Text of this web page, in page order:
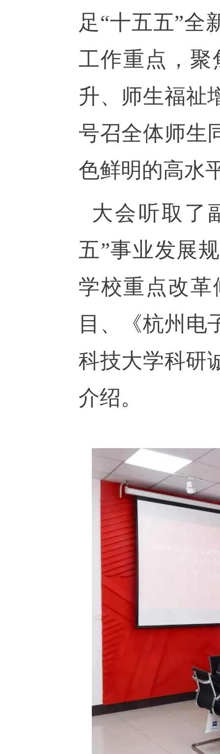
足“十五五”全
工作重点，聚
升、师生福祉
号召全体师生
色鲜明的高水
大会听取了
五”事业发展
学校重点改
目、《杭州电
科技大学科研
介绍。